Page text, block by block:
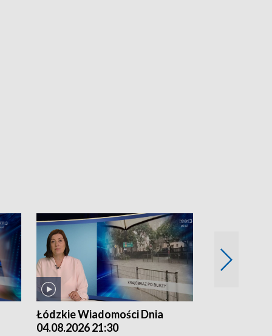
Łódzkie Wiadomości Dnia
04.08.2026 21:30